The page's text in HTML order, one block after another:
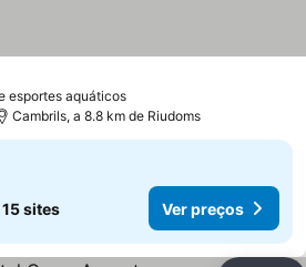
esportes aquáticosVer preços
preços
Cambrils, a 8.8 km de Riudoms
15 sites Ver preços